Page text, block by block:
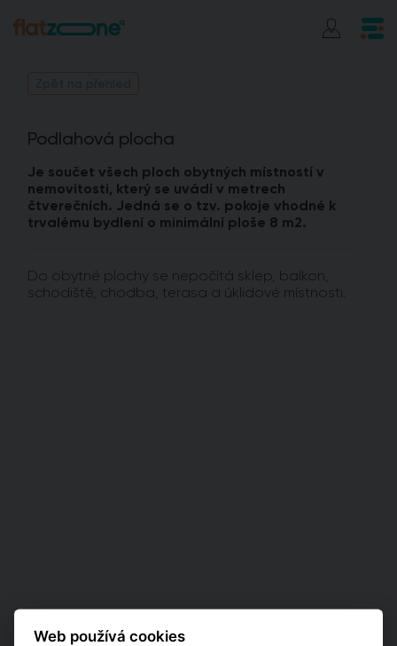
Podlahová plocha
Je součet všech ploch obytných místností v
nemovitosti, který se uvádí v metrech
čtverečních. Jedná se o tzv. pokoje vhodné k
trvalému bydlení o minimální ploše 8 m2.
Do obytné plochy se nepočítá sklep, balkon,
schodiště, chodba, terasa a úklidové místnosti.
Web používá cookies